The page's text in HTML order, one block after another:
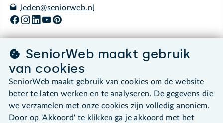
leden@seniorweb.nl
©2026 SeniorWeb
Algemene voorwaarden
Cookies en cookie-instellingen
Disclaimer
Privacybeleid
SeniorWeb maakt gebruik
van cookies
SeniorWeb maakt gebruik van cookies om de website
beter te laten werken en te analyseren. De gegevens die
we verzamelen met onze cookies zijn volledig anoniem.
Door op 'Akkoord' te klikken ga je akkoord met het